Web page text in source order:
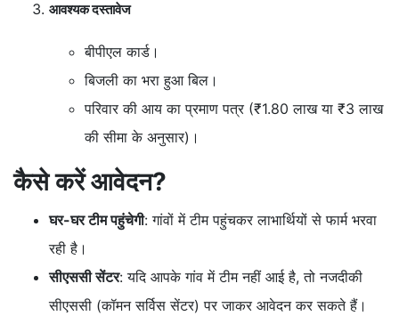
आवश्यक दस्तावेज
बीपीएल कार्ड।
बिजली का भरा हुआ बिल।
परिवार की आय का प्रमाण पत्र (₹1.80 लाख या ₹3 लाख
की सीमा के अनुसार)।
कैसे करें आवेदन?
घर-घर टीम पहुंचेगी: गांवों में टीम पहुंचकर लाभार्थियों से फार्म भरवा
रही है।
सीएससी सेंटर: यदि आपके गांव में टीम नहीं आई है, तो नजदीकी
सीएससी (कॉमन सर्विस सेंटर) पर जाकर आवेदन कर सकते हैं।